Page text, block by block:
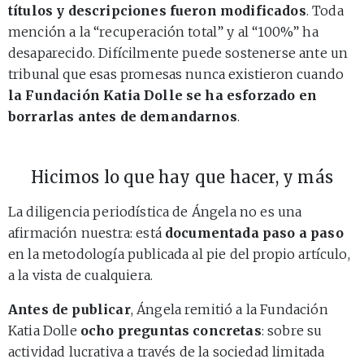
títulos y descripciones fueron modificados. Toda
mención a la “recuperación total” y al “100%” ha
desaparecido. Difícilmente puede sostenerse ante un
tribunal que esas promesas nunca existieron cuando
la Fundación Katia Dolle se ha esforzado en
borrarlas antes de demandarnos.
Hicimos lo que hay que hacer, y más
La diligencia periodística de Ángela no es una
afirmación nuestra: está documentada paso a paso
en la metodología publicada al pie del propio artículo,
a la vista de cualquiera.
Antes de publicar, Ángela remitió a la Fundación
Katia Dolle ocho preguntas concretas: sobre su
actividad lucrativa a través de la sociedad limitada